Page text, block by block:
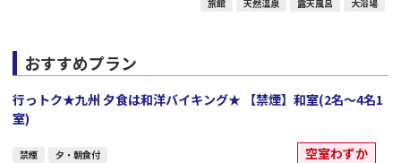
旅館 天然温泉 露天風呂 大浴場
おすすめプラン
行っトク★九州 夕食は和洋バイキング★ 【禁煙】和室(2名～4名1
室)
禁煙 夕・朝食付 空室わずか